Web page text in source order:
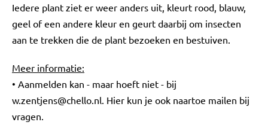
Iedere plant ziet er weer anders uit, kleurt rood, blauw,
geel of een andere kleur en geurt daarbij om insecten
aan te trekken die de plant bezoeken en bestuiven.
Meer informatie:
• Aanmelden kan - maar hoeft niet - bij
w.zentjens@chello.nl. Hier kun je ook naartoe mailen bij
vragen.